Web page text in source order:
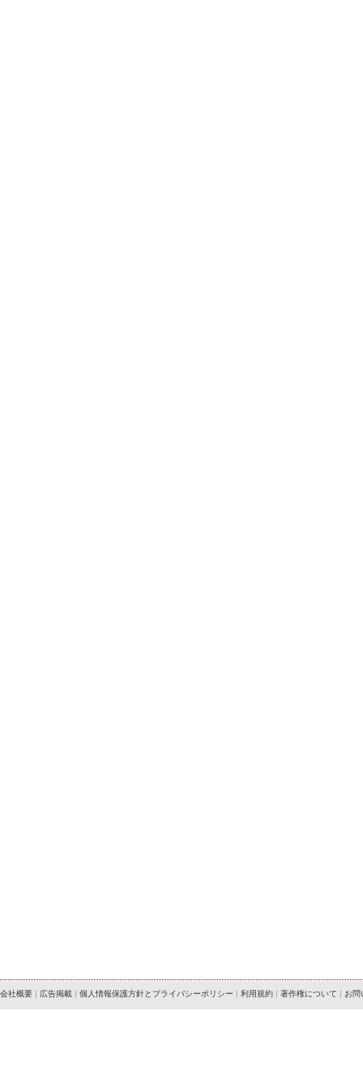
会社概要 | 広告掲載 | 個人情報保護方針とプライバシーポリシー | 利用規約 | 著作権について | お問